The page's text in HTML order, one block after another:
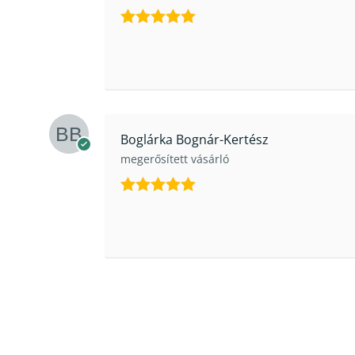
Boglárka Bognár-Kertész
megerősített vásárló